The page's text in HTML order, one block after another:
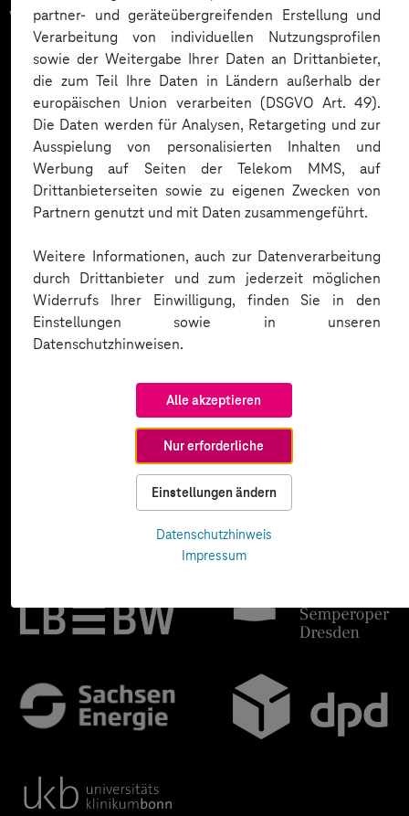
partner- und geräteübergreifenden Erstellung und
Verarbeitung von individuellen Nutzungsprofilen
sowie der Weitergabe Ihrer Daten an Drittanbieter,
die zum Teil Ihre Daten in Ländern außerhalb der
europäischen Union verarbeiten (DSGVO Art. 49).
Die Daten werden für Analysen, Retargeting und zur
Ausspielung von personalisierten Inhalten und
Werbung auf Seiten der Telekom MMS, auf
Drittanbieterseiten sowie zu eigenen Zwecken von
Partnern genutzt und mit Daten zusammengeführt.
Weitere Informationen, auch zur Datenverarbeitung
durch Drittanbieter und zum jederzeit möglichen
Widerrufs Ihrer Einwilligung, finden Sie in den
Einstellungen sowie in unseren
Datenschutzhinweisen.
Alle akzeptieren
Nur erforderliche
Einstellungen ändern
Datenschutzhinweis
Impressum
vertrauen auf unsere
Expertise. Hier eine Auswahl: